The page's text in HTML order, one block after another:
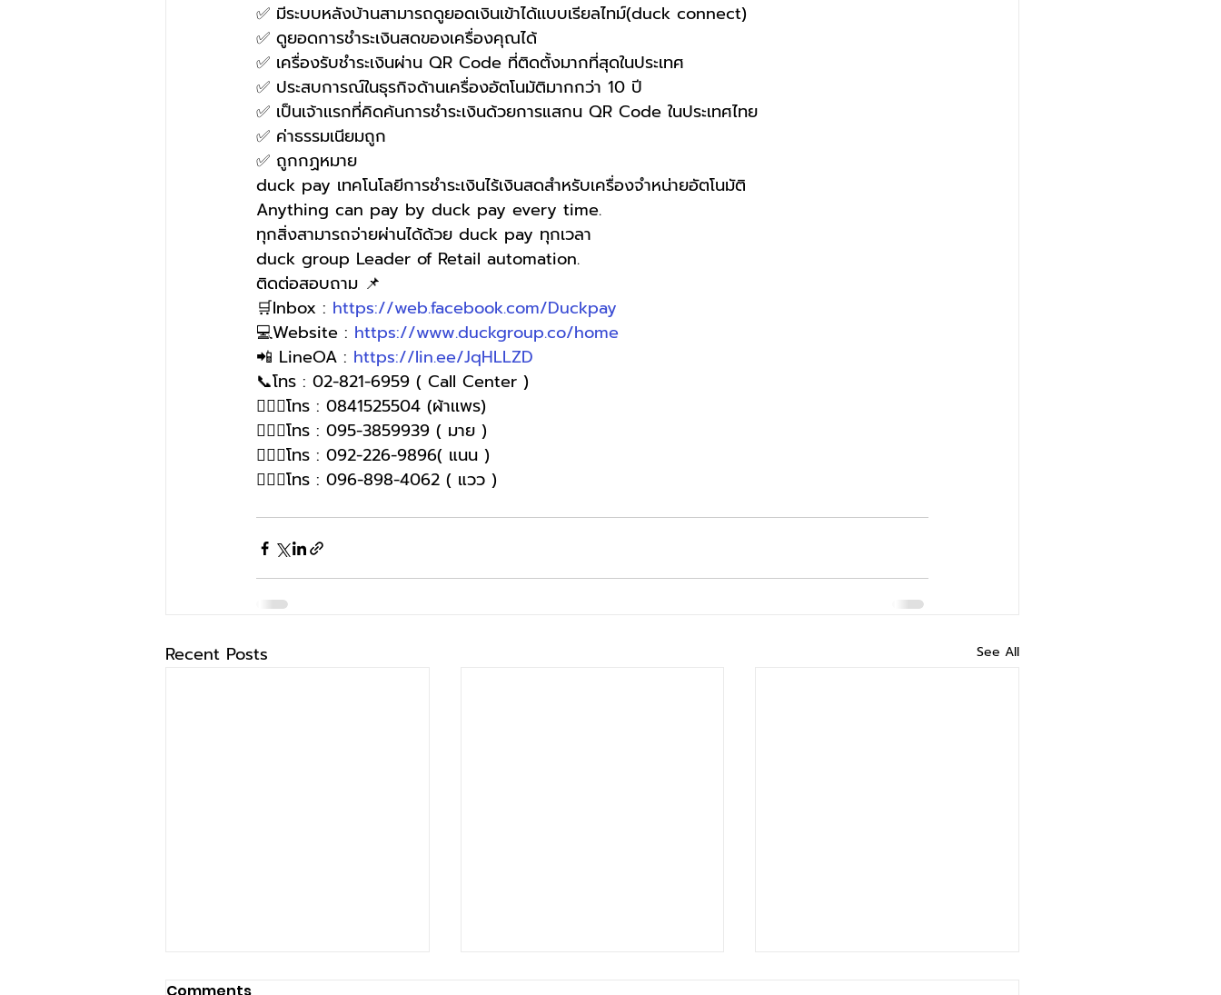
✅ มีระบบหลังบ้านสามารถดูยอดเงินเข้าได้เเบบเรียลไทม์(duck connect)
✅ ดูยอดการชำระเงินสดของเครื่องคุณได้
✅ เครื่องรับชำระเงินผ่าน QR Code ที่ติดตั้งมากที่สุดในประเทศ
✅ ประสบการณ์ในธุรกิจด้านเครื่องอัตโนมัติมากกว่า 10 ปี
✅ เป็นเจ้าเเรกที่คิดค้นการชำระเงินด้วยการแสกน QR Code ในประเทศไทย
✅ ค่าธรรมเนียมถูก
✅ ถูกกฏหมาย
duck pay เทคโนโลยีการชำระเงินไร้เงินสดสำหรับเครื่องจำหน่ายอัตโนมัติ
Anything can pay by duck pay every time.
ทุกสิ่งสามารถจ่ายผ่านได้ด้วย duck pay ทุกเวลา
duck group Leader of Retail automation.
ติดต่อสอบถาม 📌
🛒Inbox : https://web.facebook.com/Duckpay
💻Website : https://www.duckgroup.co/home
📲 LineOA : https://lin.ee/JqHLLZD
📞โทร : 02-821-6959 ( Call Center )
🙋🏻‍♀️โทร : 0841525504 (ผ้าเเพร)
🙋🏻‍♀️โทร : 095-3859939 ( มาย )
🙋🏻‍♀️โทร : 092-226-9896( แนน )
🙋🏻‍♀โทร : 096-898-4062 ( แวว )
Recent Posts See All
Comments